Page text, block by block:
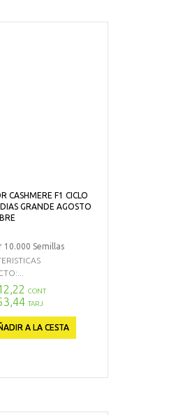
CASHMERE F1 CICLO
GRANDE AGOSTO
10.000 Semillas
CONT
TARJ
A LA CESTA